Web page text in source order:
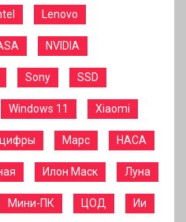
Lenovo
NVIDIA
Sony SSD
Windows 11 Xiaomi
Марс НАСА
Илон Маск Луна
Мини-ПК ЦОД Ии